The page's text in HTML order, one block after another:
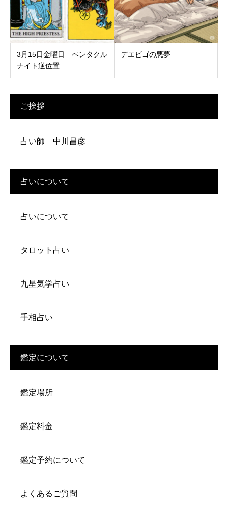
3月15日金曜日 ペンタクル
ナイト逆位置
デエビゴの悪夢
ご挨拶
占い師 中川昌彦
占いについて
占いについて
タロット占い
九星気学占い
手相占い
鑑定について
鑑定場所
鑑定料金
鑑定予約について
よくあるご質問